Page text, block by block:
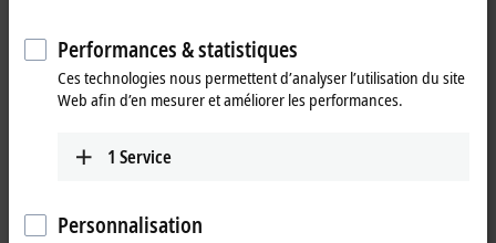
EPI3xxx | Fieldbus Box, Analog input
EPI3xxx | Analog input
parameterizable,
Performances & statistiques
Ces technologies nous permettent d’analyser l’utilisation du site
Web afin d’en mesurer et améliorer les performances.
1 Service
Personnalisation